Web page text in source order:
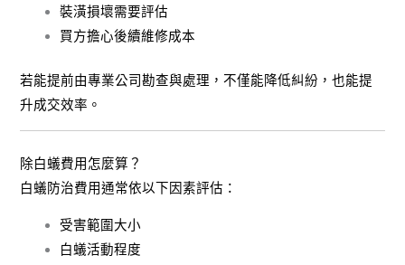
裝潢損壞需要評估
買方擔心後續維修成本
若能提前由專業公司勘查與處理，不僅能降低糾紛，也能提
升成交效率。
除白蟻費用怎麼算？
白蟻防治費用通常依以下因素評估：
受害範圍大小
白蟻活動程度